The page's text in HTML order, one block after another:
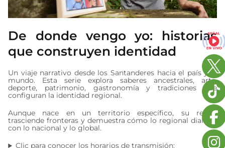
De donde vengo yo: historias
que construyen identidad
Un viaje narrativo desde los Santanderes hacia el país y el
mundo. Esta serie explora saberes ancestrales, arte,
deporte, patrimonio, gastronomía y tradiciones que
configuran la identidad regional.
Aunque nace en un territorio específico, su relato
trasciende fronteras y demuestra cómo lo regional dialoga
con lo nacional y lo global.
Clic para conocer los horarios de transmisión: